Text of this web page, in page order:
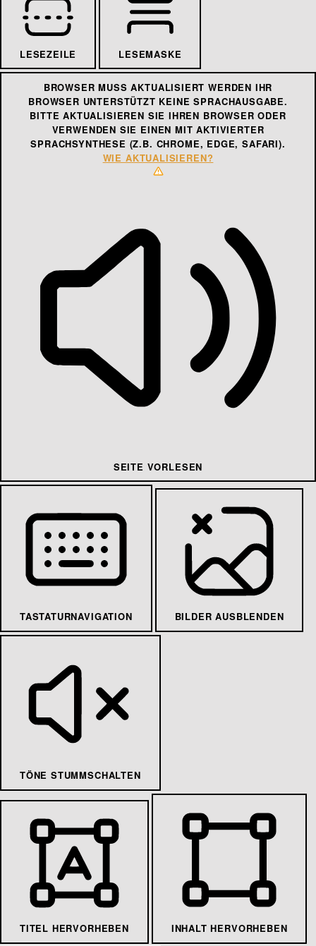
LESEZEILE LESEMASKE
BROWSER MUSS AKTUALISIERT WERDEN IHR
BROWSER UNTERSTÜTZT KEINE SPRACHAUSGABE.
BITTE AKTUALISIEREN SIE IHREN BROWSER ODER
VERWENDEN SIE EINEN MIT AKTIVIERTER
SPRACHSYNTHESE (Z.B. CHROME, EDGE, SAFARI).
WIE AKTUALISIEREN?
SEITE VORLESEN
TASTATURNAVIGATION BILDER AUSBLENDEN
TÖNE STUMMSCHALTEN
TITEL HERVORHEBEN INHALT HERVORHEBEN